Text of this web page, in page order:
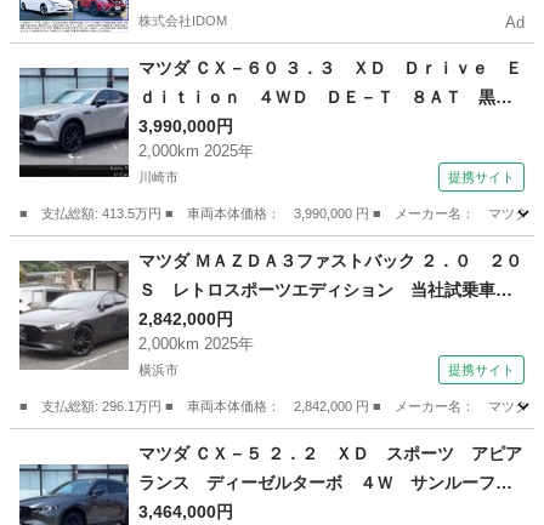
株式会社IDOM Ad
マツダ ＣＸ－６０ ３．３ ＸＤ Ｄｒｉｖｅ Ｅ
ｄｉｔｉｏｎ ４ＷＤ ＤＥ－Ｔ ８ＡＴ 黒革
シート マツコネナビ ３６０°モニター ＴＶ
電動リアゲート ＥＴＣ ４ＷＤ 禁煙車 レー
ンキープアシスト ＥＴＣ ３６０度カメラ オ
ートマチックハイビーム 電動シート オートラ
イト （検10.11）
3,990,000円
2,000km 2025年
川崎市 提携サイト
■ 支払総額: 413.5万円 ■ 車両本体価格： 3,990,000 円 ■ メーカー名： マツ
マツダ
マツダ ＭＡＺＤＡ３ファストバック ２．０ ２０
Ｓ レトロスポーツエディション 当社試乗車
ワンオーナー 禁煙車 マツダコネクトナビ 全
周囲カメラ 衝突被害軽減ブレーキ 純正１８イ
ンチアルミ 前後パーキングセンサー 横滑り防
止装置 ナビＴＶ パワーシート ＵＳＢ ワン
オーナー車 （検10.11）
2,842,000円
2,000km 2025年
横浜市 提携サイト
■ 支払総額: 296.1万円 ■ 車両本体価格： 2,842,000 円 ■ メーカー名： マツダ
マツダ
マツダ ＣＸ－５ ２．２ ＸＤ スポーツ アピア
ランス ディーゼルターボ ４Ｗ サンルーフ
ＢＯＳＥ １０．２５インチセンターディスプレ
3,464,000円